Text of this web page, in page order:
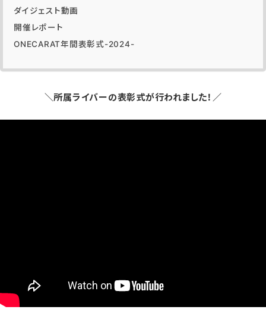
ダイジェスト動画
開催レポート
ONECARAT年間表彰式-2024-
＼所属ライバーの表彰式が行われました！／